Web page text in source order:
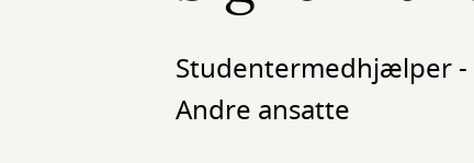
Studentermedhjælper
Andre ansatte